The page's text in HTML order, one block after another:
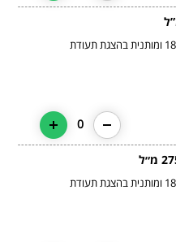
המכירה מעל גיל 18 ומותנית בהצגת תעודת
0
המכירה מעל גיל 18 ומותנית בהצגת תעודת